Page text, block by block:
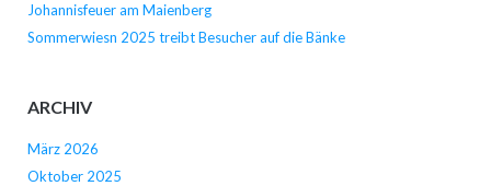
Johannisfeuer am Maienberg
Sommerwiesn 2025 treibt Besucher auf die Bänke
ARCHIV
März 2026
Oktober 2025